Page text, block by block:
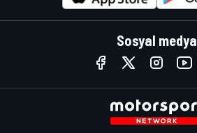
Sosyal medya